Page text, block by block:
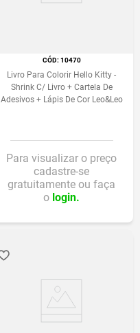
:10470
Livro Para Colorir Hello Kitty -
Shrink C/ Livro + Cartela De
Adesivos + Lápis De Cor Leo&Leo
Para visualizar o preço
cadastre-se
gratuitamente ou faça
o login.